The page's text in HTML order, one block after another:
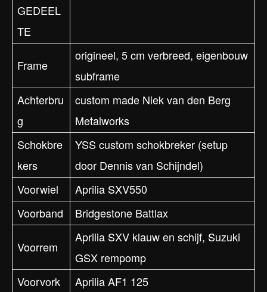
GEDEEL
TE
Frame
origineel, 5 cm verbreed, eigenbouw
subframe
Achterbru
g
custom made Niek van den Berg
Metalworks
Schokbre
kers
YSS custom schokbreker (setup
door Dennis van Schijndel)
Voorwiel
Aprilia SXV550
Voorband
Bridgestone Battlax
Voorrem
Aprilia SXV klauw en schijf, Suzuki
GSX rempomp
Voorvork
Aprilia AF1 125